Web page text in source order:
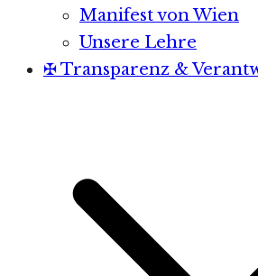
Manifest von Wien
Unsere Lehre
✠ Transparenz &